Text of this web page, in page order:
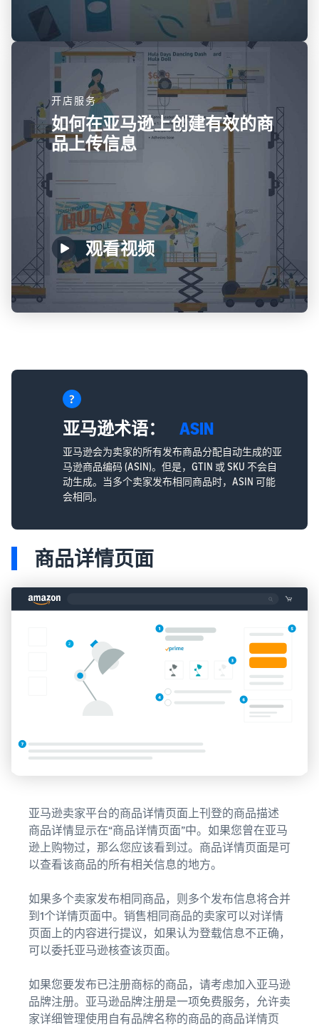
开店服务
如何在亚马逊上创建有效的商
品上传信息
观看视频
亚马逊术语： ASIN
亚马逊会为卖家的所有发布商品分配自动生成的亚
马逊商品编码 (ASIN)。但是，GTIN 或 SKU 不会自
动生成。当多个卖家发布相同商品时，ASIN 可能
会相同。
商品详情页面
亚马逊卖家平台的商品详情页面上刊登的商品描述
商品详情显示在“商品详情页面”中。如果您曾在亚马
逊上购物过，那么您应该看到过。商品详情页面是可
以查看该商品的所有相关信息的地方。
如果多个卖家发布相同商品，则多个发布信息将合并
到1个详情页面中。销售相同商品的卖家可以对详情
页面上的内容进行提议，如果认为登载信息不正确，
可以委托亚马逊核查该页面。
如果您要发布已注册商标的商品，请考虑加入亚马逊
品牌注册。亚马逊品牌注册是一项免费服务，允许卖
家详细管理使用自有品牌名称的商品的商品详情页